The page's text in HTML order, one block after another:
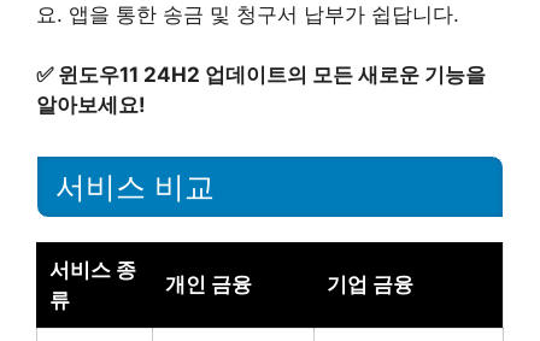
요. 앱을 통한 송금 및 청구서 납부가 쉽답니다.
✅ 윈도우11 24H2 업데이트의 모든 새로운 기능을
알아보세요!
서비스 비교
서비스 종
류
개인 금융 기업 금융